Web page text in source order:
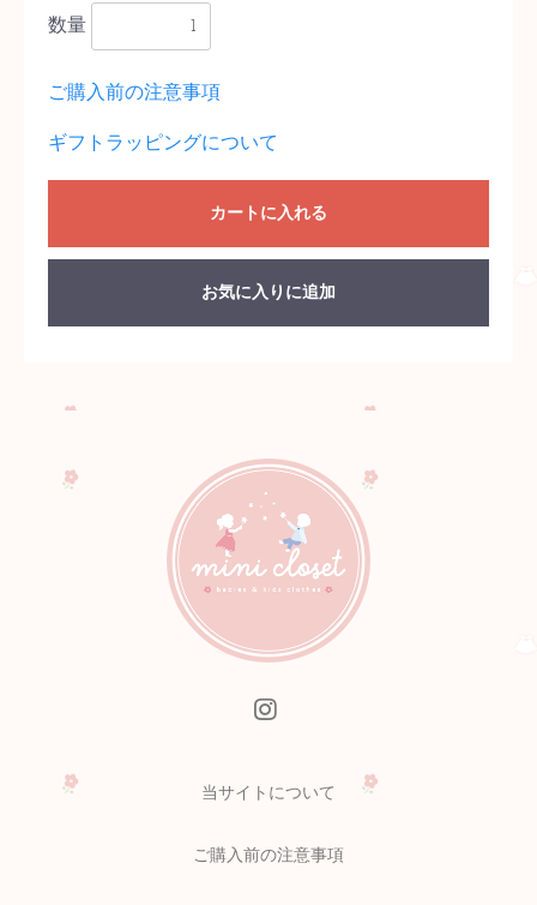
数量
ご購入前の注意事項
ギフトラッピングについて
カートに入れる
お気に入りに追加
当サイトについて
ご購入前の注意事項